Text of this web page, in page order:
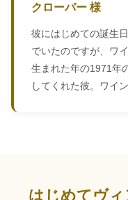
クローバー 様
彼にはじめての誕生
でいたのですが、ワ
生まれた年の1971年
してくれた彼。ワイ
はじめてヴ